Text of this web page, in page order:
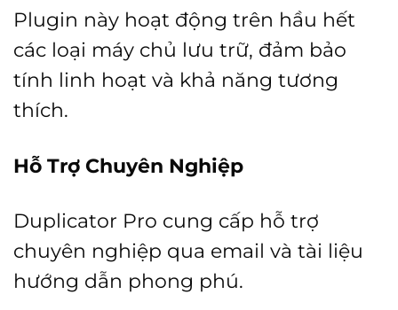
Plugin này hoạt động trên hầu hết
các loại máy chủ lưu trữ, đảm bảo
tính linh hoạt và khả năng tương
thích.
Hỗ Trợ Chuyên Nghiệp
Duplicator Pro cung cấp hỗ trợ
chuyên nghiệp qua email và tài liệu
hướng dẫn phong phú.